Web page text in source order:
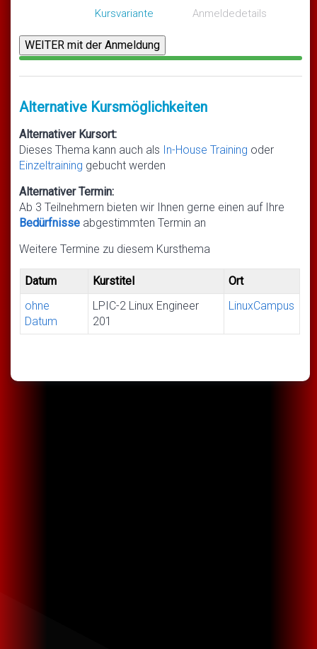
Kursvariante Anmeldedetails
Alternative Kursmöglichkeiten
Alternativer Kursort:
Dieses Thema kann auch als In-House Training oder
Einzeltraining gebucht werden
Alternativer Termin:
Ab 3 Teilnehmern bieten wir Ihnen gerne einen auf Ihre
Bedürfnisse abgestimmten Termin an
Weitere Termine zu diesem Kursthema
Datum Kurstitel
Ort
ohne
Datum
LPIC-2 Linux Engineer
201
LinuxCampus